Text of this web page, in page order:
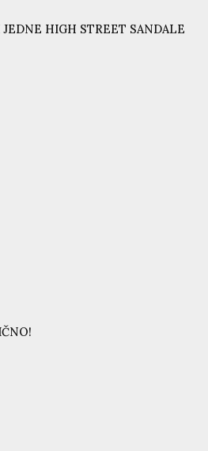
HIGH STREET SANDALE